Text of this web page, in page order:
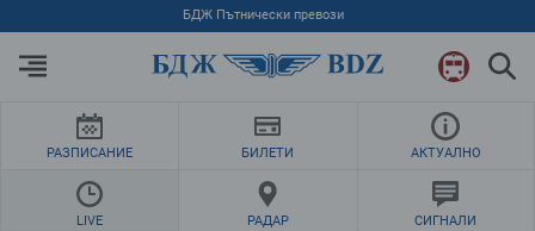
Преминете към основното съдържание
БДЖ Пътнически превози
РАЗПИСАНИЕ БИЛЕТИ АКТУАЛНО
LIVE РАДАР СИГНАЛИ